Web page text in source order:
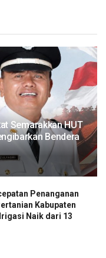
Semarakkan HUT
Bendera
Penanganan
Kabupaten
Naik dari 13